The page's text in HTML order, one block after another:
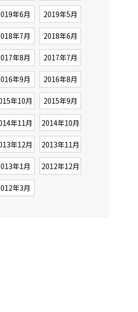
年6月 2019年5月
年7月 2018年6月
年8月 2017年7月
年9月 2016年8月
年10月 2015年9月
年11月 2014年10月
年12月 2013年11月
年1月 2012年12月
年3月